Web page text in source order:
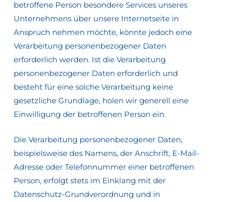
betroffene Person besondere Services unseres
Unternehmens über unsere Internetseite in
Anspruch nehmen möchte, könnte jedoch eine
Verarbeitung personenbezogener Daten
erforderlich werden. Ist die Verarbeitung
personenbezogener Daten erforderlich und
besteht für eine solche Verarbeitung keine
gesetzliche Grundlage, holen wir generell eine
Einwilligung der betroffenen Person ein.
Die Verarbeitung personenbezogener Daten,
beispielsweise des Namens, der Anschrift, E-Mail-
Adresse oder Telefonnummer einer betroffenen
Person, erfolgt stets im Einklang mit der
Datenschutz-Grundverordnung und in